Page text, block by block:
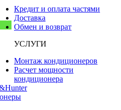
Кредит и оплата частями
Доставка
Обмен и возврат
УСЛУГИ
Монтаж кондиционеров
Расчет мощности
кондиционера